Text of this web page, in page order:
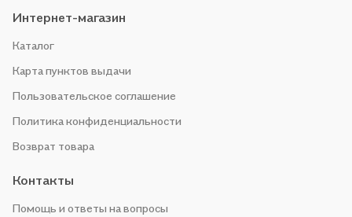
Интернет-магазин
Каталог
Карта пунктов выдачи
Пользовательское соглашение
Политика конфиденциальности
Возврат товара
Контакты
Помощь и ответы на вопросы